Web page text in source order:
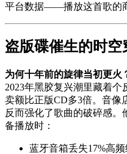
平台数据——播放这首歌的
盗版碟催生的时空
为何十年前的旋律当初更火
2023年黑胶复兴潮里藏着
卖额比正版CD多3倍。音像
反而强化了歌曲的破碎感。
备播放时：
蓝牙音箱丢失17%高